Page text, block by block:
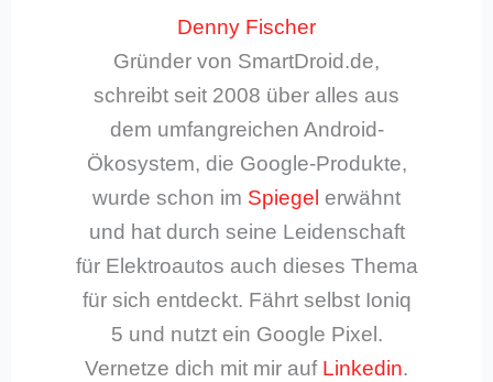
Denny Fischer
Gründer von SmartDroid.de,
schreibt seit 2008 über alles aus
dem umfangreichen Android-
Ökosystem, die Google-Produkte,
wurde schon im Spiegel erwähnt
und hat durch seine Leidenschaft
für Elektroautos auch dieses Thema
für sich entdeckt. Fährt selbst Ioniq
5 und nutzt ein Google Pixel.
Vernetze dich mit mir auf Linkedin.